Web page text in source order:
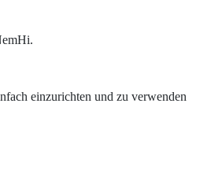
einzurichten und zu verwenden